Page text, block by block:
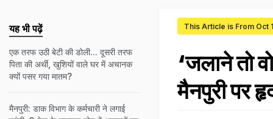
This Article is From Oct
‘जलाने तो
मैनपुरी पर
यह भी पढ़ें
एक तरफ उठी बेटी की डोली... दूसरी तरफ
पिता की अर्थी, खुशि‍यों वाले घर में अचानक
क्‍यों पसर गया मातम?
मैनपुरी: डाक विभाग के कर्मचारी ने लगाई